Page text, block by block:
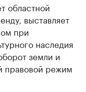
областной
выставляет
при
наследия
земли и
правовой режим